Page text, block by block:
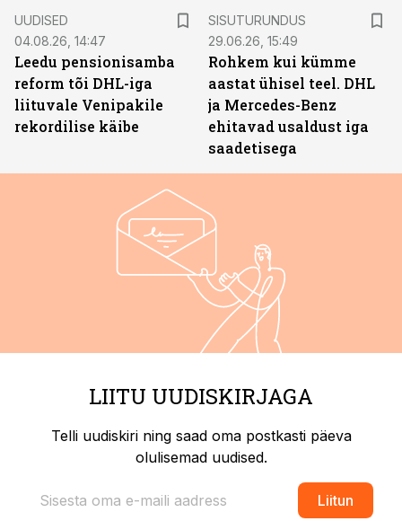
UUDISED
04.08.26, 14:47
Leedu pensionisamba
reform tõi DHL-iga
liituvale Venipakile
rekordilise käibe
SISUTURUNDUS
29.06.26, 15:49
Rohkem kui kümme
aastat ühisel teel. DHL
ja Mercedes-Benz
ehitavad usaldust iga
saadetisega
LIITU UUDISKIRJAGA
Telli uudiskiri ning saad oma postkasti päeva
olulisemad uudised.
Liitun